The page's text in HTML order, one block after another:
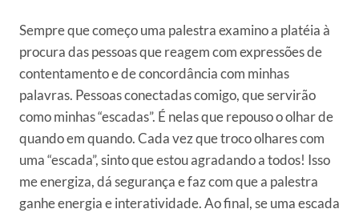
Sempre que começo uma palestra examino a platéia à
procura das pessoas que reagem com expressões de
contentamento e de concordância com minhas
palavras. Pessoas conectadas comigo, que servirão
como minhas “escadas”. É nelas que repouso o olhar de
quando em quando. Cada vez que troco olhares com
uma “escada”, sinto que estou agradando a todos! Isso
me energiza, dá segurança e faz com que a palestra
ganhe energia e interatividade. Ao final, se uma escada